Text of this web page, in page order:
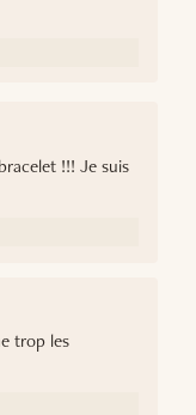
!!! Je suis
trop les